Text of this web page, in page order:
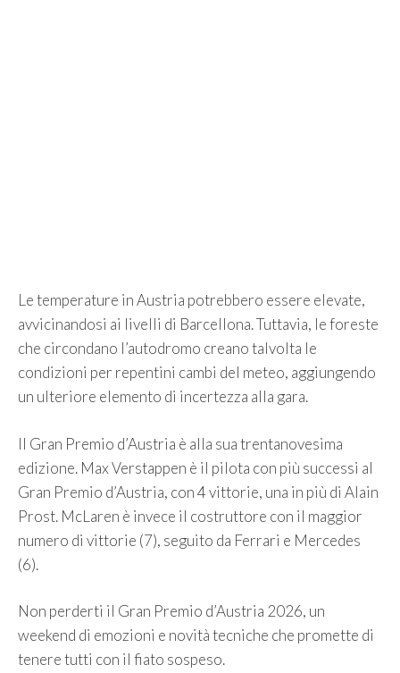
Le temperature in Austria potrebbero essere elevate,
avvicinandosi ai livelli di Barcellona. Tuttavia, le foreste
che circondano l’autodromo creano talvolta le
condizioni per repentini cambi del meteo, aggiungendo
un ulteriore elemento di incertezza alla gara.
Il Gran Premio d’Austria è alla sua trentanovesima
edizione. Max Verstappen è il pilota con più successi al
Gran Premio d’Austria, con 4 vittorie, una in più di Alain
Prost. McLaren è invece il costruttore con il maggior
numero di vittorie (7), seguito da Ferrari e Mercedes
(6).
Non perderti il Gran Premio d’Austria 2026, un
weekend di emozioni e novità tecniche che promette di
tenere tutti con il fiato sospeso.